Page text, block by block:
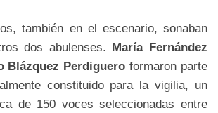
también en el escenario, sonaban
dos abulenses. María Fernández
Blázquez Perdiguero formaron parte
constituido para la vigilia, un
de 150 voces seleccionadas entre